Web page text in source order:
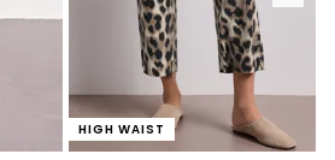
HIGH WAIST